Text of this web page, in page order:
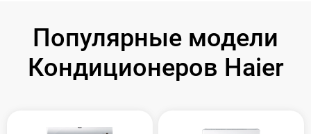
Популярные модели
Кондиционеров Haier